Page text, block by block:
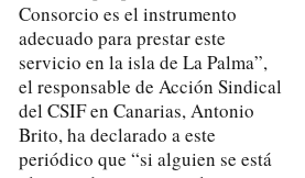
Consorcio es el instrumento
adecuado para prestar este
servicio en la isla de La Palma”,
el responsable de Acción Sindical
del CSIF en Canarias, Antonio
Brito, ha declarado a este
periódico que “si alguien se está